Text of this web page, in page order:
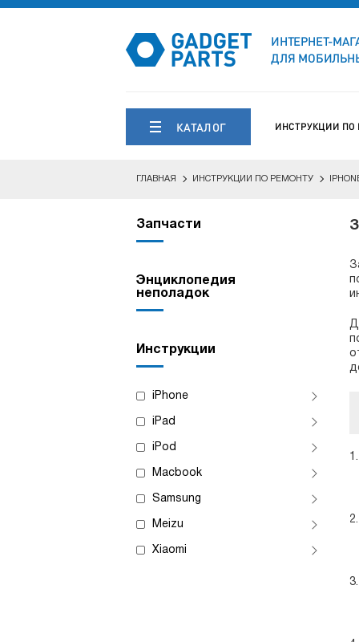
ИНТЕРНЕТ-
ДЛЯ
КАТАЛОГ ИНСТРУКЦИИ ПО
ГЛАВНАЯ ИНСТРУКЦИИ ПО РЕМОНТУ
Запчасти
Энциклопедия
неполадок
Инструкции
iPhone
iPad
iPod
Macbook
Samsung
Meizu
Xiaomi